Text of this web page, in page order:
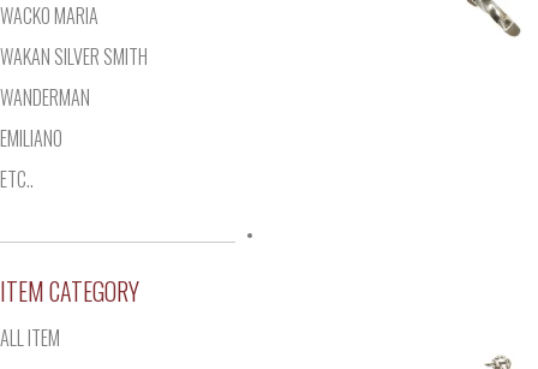
WACKO MARIA
WAKAN SILVER SMITH
WANDERMAN
EMILIANO
ETC..
ITEM CATEGORY
ALL ITEM